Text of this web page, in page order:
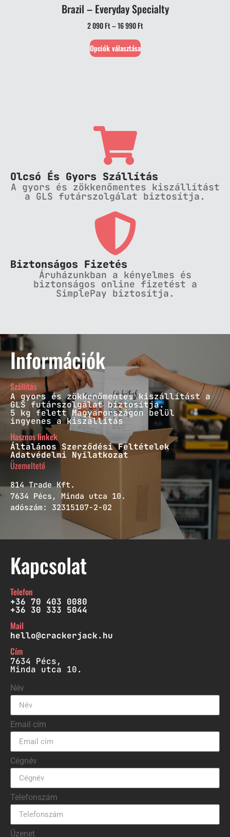
Brazil – Everyday Specialty
2 090Ft–16 990Ft
Opciók választása
Olcsó És Gyors Szállítás
A gyors és zökkenőmentes kiszállítást
a GLS futárszolgálat biztosítja.
Biztonságos Fizetés
Áruházunkban a kényelmes és
biztonságos online fizetést a
SimplePay biztosítja.
Információk
Szállítás
A gyors és zökkenőmentes kiszállítást a
GLS futárszolgálat biztosítja.
5 kg felett Magyarországon belül
ingyenes a kiszállítás
Hasznos linkek
Általános Szerződési Feltételek
Adatvédelmi Nyilatkozat
Üzemeltető
814 Trade Kft.
7634 Pécs, Minda utca 10.
adószám: 32315107-2-02
Kapcsolat
Telefon
+36 70 403 0080
+36 30 333 5044
Mail
hello@crackerjack.hu
Cím
7634 Pécs,
Minda utca 10.
Név
Email cím
Cégnév
Telefonszám
Üzenet